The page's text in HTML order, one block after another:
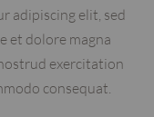
adipiscing elit, sed
et dolore magna
exercitation
consequat.